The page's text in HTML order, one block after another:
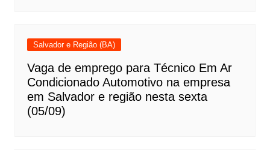
Salvador e Região (BA)
Vaga de emprego para Técnico Em Ar
Condicionado Automotivo na empresa
em Salvador e região nesta sexta
(05/09)